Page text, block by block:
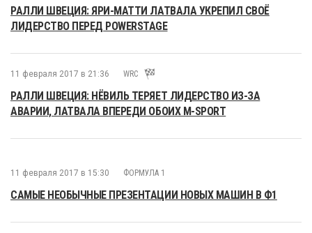
РАЛЛИ ШВЕЦИЯ: ЯРИ-МАТТИ ЛАТВАЛА УКРЕПИЛ СВОЁ
ЛИДЕРСТВО ПЕРЕД POWERSTAGE
11 февраля 2017 в 21:36 WRC
РАЛЛИ ШВЕЦИЯ: НЁВИЛЬ ТЕРЯЕТ ЛИДЕРСТВО ИЗ-ЗА
АВАРИИ, ЛАТВАЛА ВПЕРЕДИ ОБОИХ M-SPORT
11 февраля 2017 в 15:30 ФОРМУЛА 1
САМЫЕ НЕОБЫЧНЫЕ ПРЕЗЕНТАЦИИ НОВЫХ МАШИН В Ф1